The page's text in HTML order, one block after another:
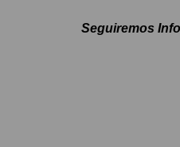
Seguiremos